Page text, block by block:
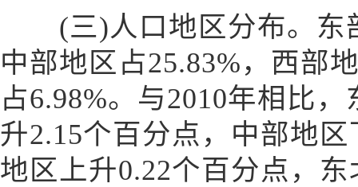
(三)人口地区分布。东
中部地区占25.83%，西部
占6.98%。与2010年相比
升2.15个百分点，中部地
地区上升0.22个百分点，